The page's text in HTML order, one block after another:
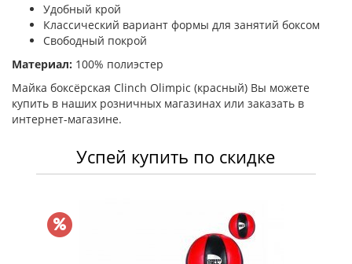
Удобный крой
Классический вариант формы для занятий боксом
Свободный покрой
Материал: 100% полиэстер
Майка боксёрская Clinch Olimpic (красный) Вы можете
купить в наших розничных магазинах или заказать в
интернет-магазине.
Успей купить по скидке